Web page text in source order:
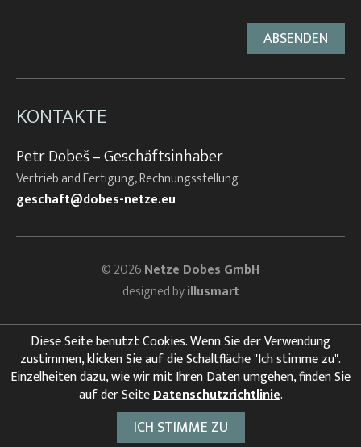
KONTAKTE
Petr Dobeš – Geschäftsinhaber
Vertrieb and Fertigung, Rechnungsstellung
geschaft@dobes-netze.eu
© 2026Netze Dobes GmbH
designed byillusmart
Diese Seite benutzt Cookies. Wenn Sie der Verwendung
zustimmen, klicken Sie auf die Schaltfläche "Ich stimme zu".
Einzelheiten dazu, wie wir mit Ihren Daten umgehen, finden Sie
auf der SeiteDatenschutzrichtlinie.